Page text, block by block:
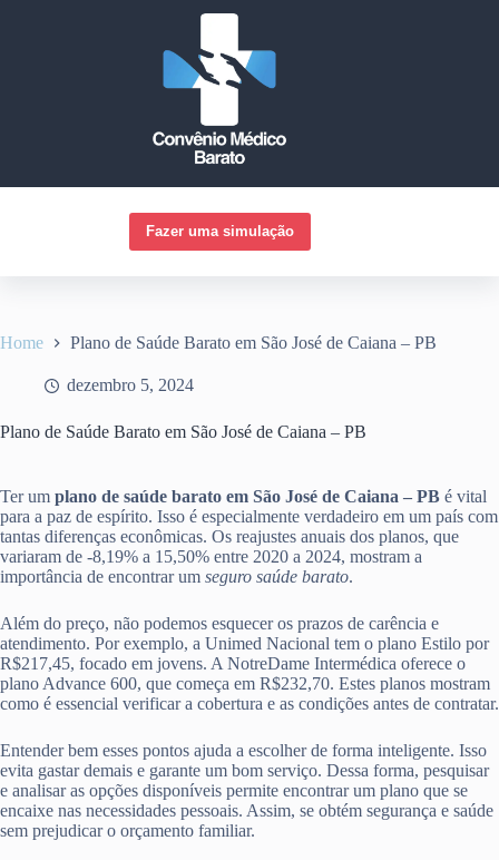
Fazer uma simulação
Home Plano de Saúde Barato em São José de Caiana – PB
dezembro 5, 2024
Plano de Saúde Barato em São José de Caiana – PB
Ter um plano de saúde barato em São José de Caiana – PB é vital
para a paz de espírito. Isso é especialmente verdadeiro em um país com
tantas diferenças econômicas. Os reajustes anuais dos planos, que
variaram de -8,19% a 15,50% entre 2020 a 2024, mostram a
importância de encontrar um seguro saúde barato.
Além do preço, não podemos esquecer os prazos de carência e
atendimento. Por exemplo, a Unimed Nacional tem o plano Estilo por
R$217,45, focado em jovens. A NotreDame Intermédica oferece o
plano Advance 600, que começa em R$232,70. Estes planos mostram
como é essencial verificar a cobertura e as condições antes de contratar.
Entender bem esses pontos ajuda a escolher de forma inteligente. Isso
evita gastar demais e garante um bom serviço. Dessa forma, pesquisar
e analisar as opções disponíveis permite encontrar um plano que se
encaixe nas necessidades pessoais. Assim, se obtém segurança e saúde
sem prejudicar o orçamento familiar.